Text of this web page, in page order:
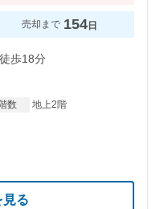
売却まで 154日
小田急江ノ島線 本鵠沼駅 徒歩18分
数
地上2階
見る